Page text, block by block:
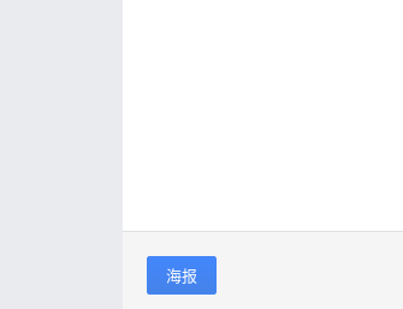
海报